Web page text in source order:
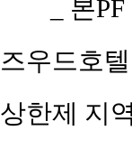
_ 본
즈우드호
상한제 지